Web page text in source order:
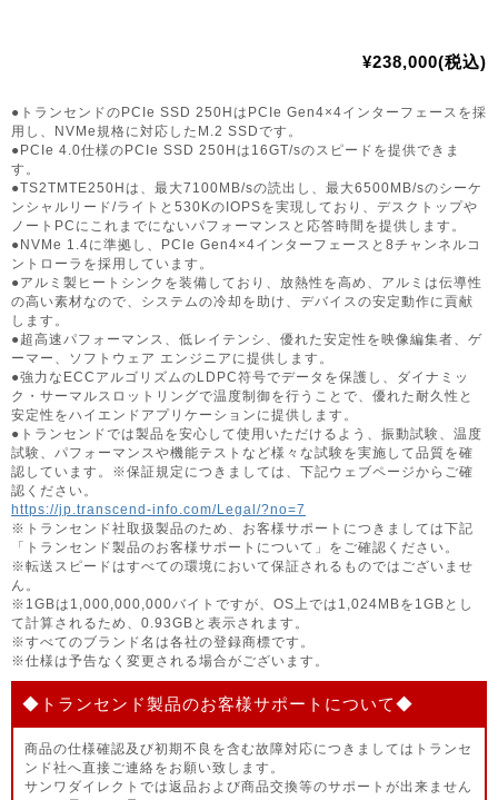
¥238,000(税込)
●トランセンドのPCIe SSD 250HはPCIe Gen4×4インターフェースを採
用し、NVMe規格に対応したM.2 SSDです。
●PCIe 4.0仕様のPCIe SSD 250Hは16GT/sのスピードを提供できま
す。
●TS2TMTE250Hは、最大7100MB/sの読出し、最大6500MB/sのシーケ
ンシャルリード/ライトと530KのIOPSを実現しており、デスクトップや
ノートPCにこれまでにないパフォーマンスと応答時間を提供します。
●NVMe 1.4に準拠し、PCIe Gen4×4インターフェースと8チャンネルコ
ントローラを採用しています。
●アルミ製ヒートシンクを装備しており、放熱性を高め、アルミは伝導性
の高い素材なので、システムの冷却を助け、デバイスの安定動作に貢献
します。
●超高速パフォーマンス、低レイテンシ、優れた安定性を映像編集者、ゲ
ーマー、ソフトウェア エンジニアに提供します。
●強力なECCアルゴリズムのLDPC符号でデータを保護し、ダイナミッ
ク・サーマルスロットリングで温度制御を行うことで、優れた耐久性と
安定性をハイエンドアプリケーションに提供します。
●トランセンドでは製品を安心して使用いただけるよう、振動試験、温度
試験、パフォーマンスや機能テストなど様々な試験を実施して品質を確
認しています。※保証規定につきましては、下記ウェブページからご確
認ください。
https://jp.transcend-info.com/Legal/?no=7
※トランセンド社取扱製品のため、お客様サポートにつきましては下記
「トランセンド製品のお客様サポートについて」をご確認ください。
※転送スピードはすべての環境において保証されるものではございませ
ん。
※1GBは1,000,000,000バイトですが、OS上では1,024MBを1GBとし
て計算されるため、0.93GBと表示されます。
※すべてのブランド名は各社の登録商標です。
※仕様は予告なく変更される場合がございます。
◆トランセンド製品のお客様サポートについて◆
商品の仕様確認及び初期不良を含む故障対応につきましてはトランセ
ンド社へ直接ご連絡をお願い致します。
サンワダイレクトでは返品および商品交換等のサポートが出来ません